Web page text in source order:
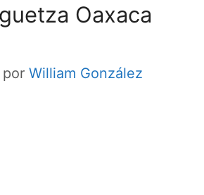
Oaxaca
por William González